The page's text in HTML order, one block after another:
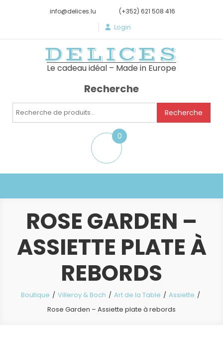
info@delices.lu (+352) 621 508 416
Login
DELICES
Le cadeau idéal – Made in Europe
Recherche
Recherche
Recherche
0
item
ROSE GARDEN –
ASSIETTE PLATE À
REBORDS
Boutique Villeroy & Boch Art de la Table
Assiette
Rose Garden – Assiette plate à rebords